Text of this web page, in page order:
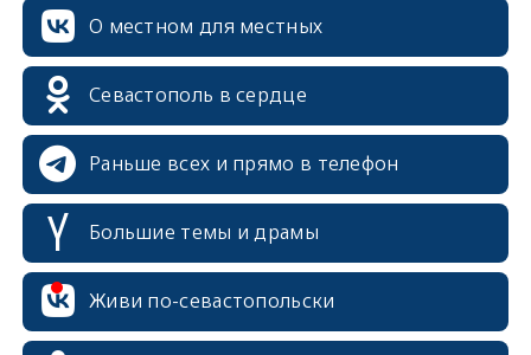
О местном для местных
Севастополь в сердце
Раньше всех и прямо в телефон
Большие темы и драмы
Живи по-севастопольски